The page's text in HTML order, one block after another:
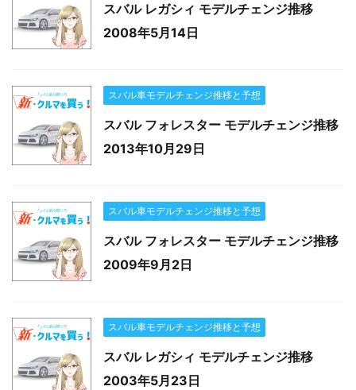
スバル レガシィ モデルチェンジ推移
2008年5月14日
スバル車モデルチェンジ推移と予想
スバル フォレスター モデルチェンジ推移
2013年10月29日
スバル車モデルチェンジ推移と予想
スバル フォレスター モデルチェンジ推移
2009年9月2日
スバル車モデルチェンジ推移と予想
スバル レガシィ モデルチェンジ推移
2003年5月23日